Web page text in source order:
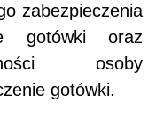
zabezpieczenia
gotówki oraz
osoby
gotówki.